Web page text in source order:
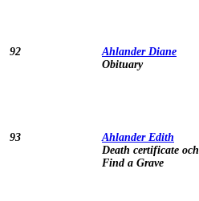
92
Ahlander Diane
Obituary
93
Ahlander Edith
Death certificate och
Find a Grave